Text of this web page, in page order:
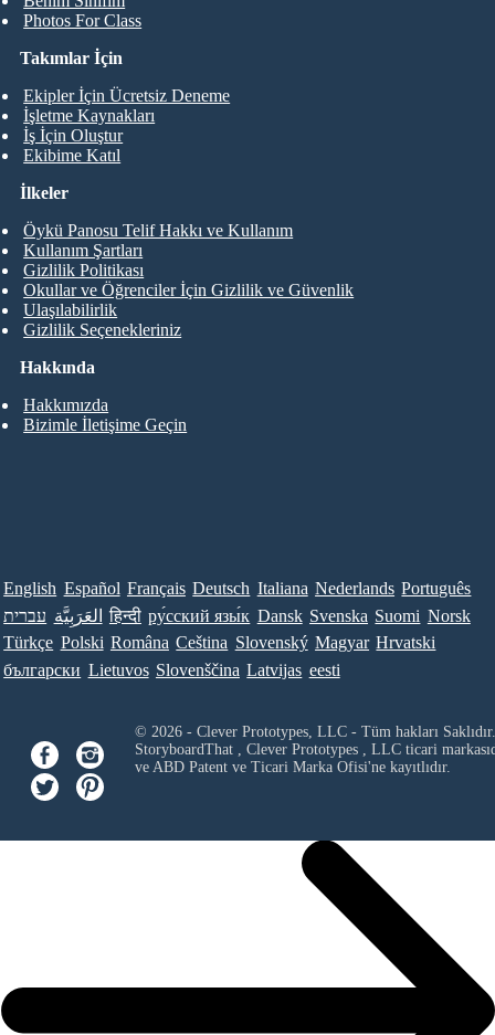
Photos For Class
Takımlar İçin
Ekipler İçin Ücretsiz Deneme
İşletme Kaynakları
İş İçin Oluştur
Ekibime Katıl
Hakkında
Hakkımızda
Bizimle İletişime Geçin
İlkeler
Öykü Panosu Telif Hakkı ve Kullanım
Kullanım Şartları
Gizlilik Politikası
Okullar ve Öğrenciler İçin Gizlilik ve Güvenlik
Ulaşılabilirlik
Gizlilik Seçenekleriniz
English Español Français Deutsch Italiana Nederlands Português
עברית العَرَبِيَّة हिन्दी ру́сский язы́к Dansk Svenska Suomi Norsk
Türkçe Polski Româna Ceština Slovenský Magyar Hrvatski
български Lietuvos Slovenščina Latvijas eesti
© 2026 - Clever Prototypes, LLC - Tüm hakları Saklıdır.
StoryboardThat , Clever Prototypes , LLCticari
ve ABD Patent ve Ticari Marka Ofisi'ne kayıtlıdır.